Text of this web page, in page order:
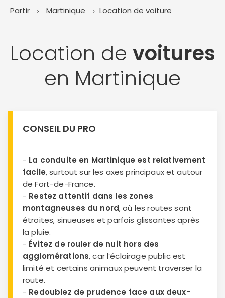
Partir Martinique Location de voiture
Location de voitures
en Martinique
CONSEIL DU PRO
- La conduite en Martinique est relativement
facile, surtout sur les axes principaux et autour
de Fort-de-France.
- Restez attentif dans les zones
montagneuses du nord, où les routes sont
étroites, sinueuses et parfois glissantes après
la pluie.
- Évitez de rouler de nuit hors des
agglomérations, car l’éclairage public est
limité et certains animaux peuvent traverser la
route.
- Redoublez de prudence face aux deux-
Juillet
Août Septembre
Octobre